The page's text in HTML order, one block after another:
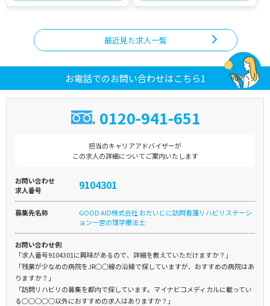
最近見た求人一覧
お電話でのお問い合わせはこちら1
0120-941-651
担当のキャリアアドバイザーが
この求人の詳細についてご案内いたします
お問い合わせ
求人番号
9104301
募集先名称
GOOD AID株式会社 おだいじに訪問看護リハビリステーシ
ョン一宮の理学療法士
お問い合わせ例
「求人番号9104301に興味があるので、詳細を教えていただけますか？」
「残業が少なめの病院をJR○○線の沿線で探していますが、おすすめの病院はあ
りますか？」
「訪問リハビリの募集を都内で探しています。マイナビコメディカルに載ってい
る○○○○○以外におすすめの求人はありますか？」